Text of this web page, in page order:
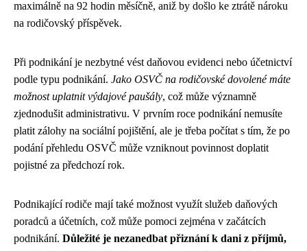
maximálně na 92 hodin měsíčně, aniž by došlo ke ztrátě nároku
na rodičovský příspěvek.
Při podnikání je nezbytné vést daňovou evidenci nebo účetnictví
podle typu podnikání. Jako OSVČ na rodičovské dovolené máte
možnost uplatnit výdajové paušály, což může významně
zjednodušit administrativu. V prvním roce podnikání nemusíte
platit zálohy na sociální pojištění, ale je třeba počítat s tím, že po
podání přehledu OSVČ může vzniknout povinnost doplatit
pojistné za předchozí rok.
Podnikající rodiče mají také možnost využít služeb daňových
poradců a účetních, což může pomoci zejména v začátcích
podnikání. Důležité je nezanedbat přiznání k dani z příjmů,